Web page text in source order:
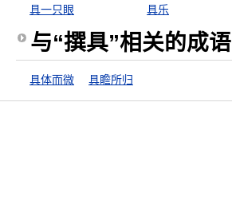
具一只眼
具乐
与“撰具”相关的成语
具体而微 具瞻所归